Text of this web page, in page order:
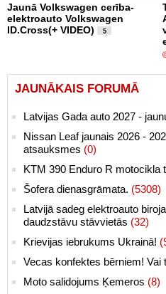
Jaunā Volkswagen cerība-
elektroauto Volkswagen
ID.Cross(+ VIDEO)
5
JAUNĀKAIS FORUMĀ
Latvijas Gada auto 2027 -
Nissan Leaf jaunais 2026 -
atsauksmes (0)
KTM 390 Enduro R motocikla
Šofera dienasgrāmata. (5308)
Latvijā sadeg elektroauto
daudzstāvu stāvvietās (32)
Krievijas iebrukums Ukrainā!
Vecas konfektes bērniem! Vai
Moto salidojums Ķemeros (8)